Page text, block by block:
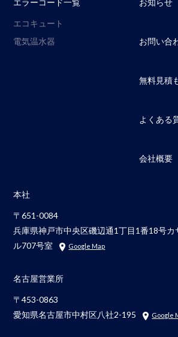
エコキュート
電気温水器
お問い合
無料見積
よくある
会社概要
本社
〒651-0084
兵庫県神戸市中央区磯辺通1丁目1番18号
ル707号室
Google Map
名古屋営業所
〒453-0863
愛知県名古屋市中村区八社2-195
Google